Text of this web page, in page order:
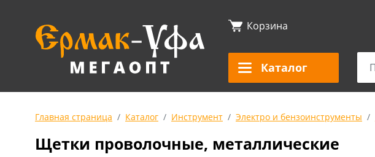
Корзина
Каталог
Главная страница Каталог Инструмент Электро и бензоинструменты
Щетки проволочные, металлические